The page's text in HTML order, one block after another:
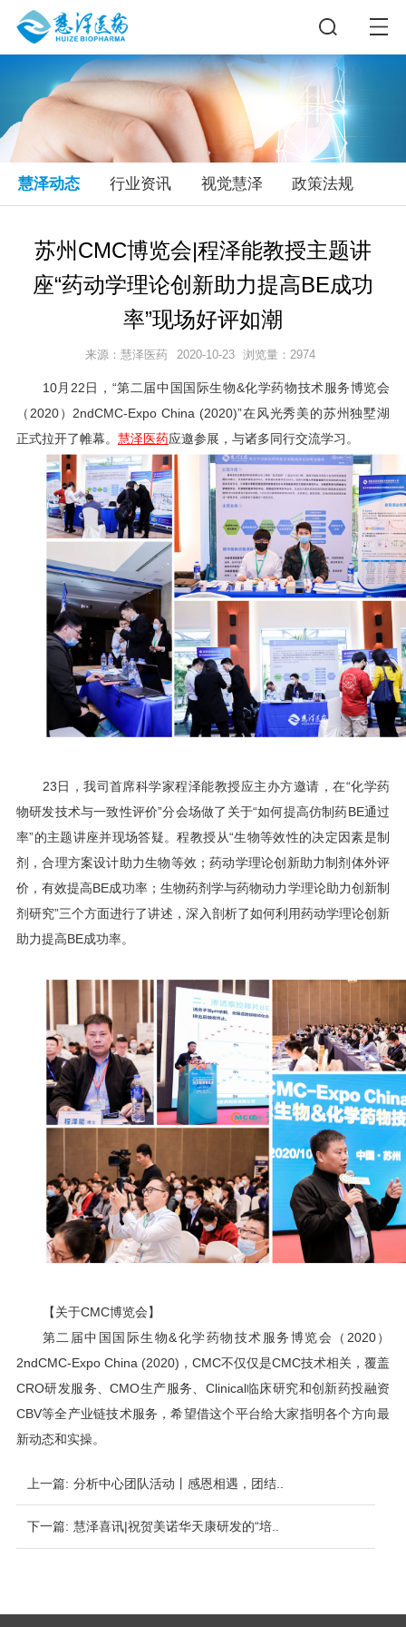
慧泽动态 行业资讯 视觉慧泽 政策法规
苏州CMC博览会|程泽能教授主题讲
座“药动学理论创新助力提高BE成功
率”现场好评如潮
来源：慧泽医药 2020-10-23 浏览量：2974
10月22日，“第二届中国国际生物&化学药物技术服务博览会
（2020）2ndCMC-Expo China (2020)”在风光秀美的苏州独墅湖
正式拉开了帷幕。 慧泽医药应邀参展，与诸多同行交流学习。
23日，我司首席科学家程泽能教授应主办方邀请，在“化学药
物研发技术与一致性评价”分会场做了关于“如何提高仿制药BE通过
率”的主题讲座并现场答疑。程教授从“生物等效性的决定因素是制
剂，合理方案设计助力生物等效；药动学理论创新助力制剂体外评
价，有效提高BE成功率；生物药剂学与药物动力学理论助力创新制
剂研究”三个方面进行了讲述，深入剖析了如何利用药动学理论创新
助力提高BE成功率。
【关于CMC博览会】
第二届中国国际生物&化学药物技术服务博览会（2020）
2ndCMC-Expo China (2020)，CMC不仅仅是CMC技术相关，覆盖
CRO研发服务、CMO生产服务、Clinical临床研究和创新药投融资
CBV等全产业链技术服务，希望借这个平台给大家指明各个方向最
新动态和实操。
上一篇: 分析中心团队活动丨感恩相遇，团结..
下一篇: 慧泽喜讯|祝贺美诺华天康研发的“培..